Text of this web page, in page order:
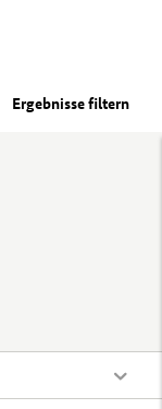
Ergebnisse filtern